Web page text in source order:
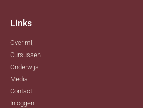
Links
Over mij
Cursussen
Onderwijs
Media
Contact
Inloggen